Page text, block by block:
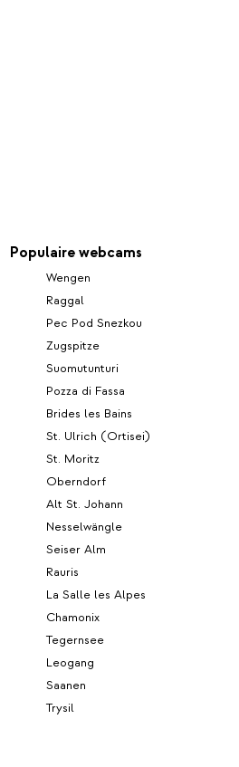
Populaire webcams
Wengen
Raggal
Pec Pod Snezkou
Zugspitze
Suomutunturi
Pozza di Fassa
Brides les Bains
St. Ulrich (Ortisei)
St. Moritz
Oberndorf
Alt St. Johann
Nesselwängle
Seiser Alm
Rauris
La Salle les Alpes
Chamonix
Tegernsee
Leogang
Saanen
Trysil